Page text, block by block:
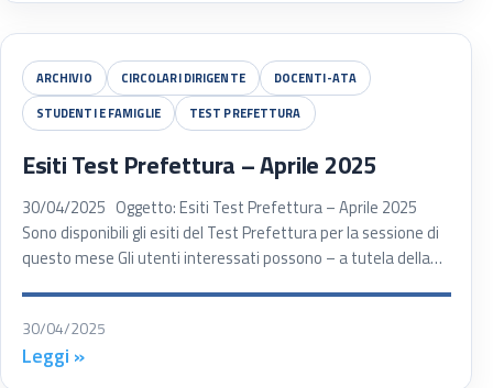
ARCHIVIO CIRCOLARI DIRIGENTE
DOCENTI-ATA
STUDENTI E FAMIGLIE
TEST PREFETTURA
Esiti Test Prefettura – Aprile 2025
30/04/2025 Oggetto: Esiti Test Prefettura – Aprile 2025
Sono disponibili gli esiti del Test Prefettura per la sessione di
questo mese Gli utenti interessati possono – a tutela della…
30/04/2025
Leggi »